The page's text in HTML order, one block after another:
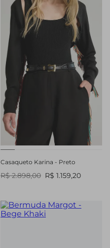
Casaqueto Karina - Preto
R$ 2.898,00 R$ 1.159,20